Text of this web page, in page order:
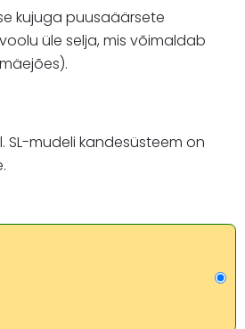
kujuga puusaäärsete
üle selja, mis võimaldab
SL-mudeli kandesüsteem on